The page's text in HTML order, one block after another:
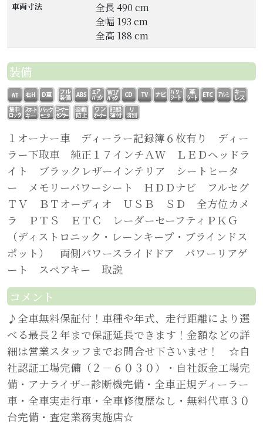
車両寸法
全長 490 cm
全幅 193 cm
全高 188 cm
装備
１オーナー車 ディーラー記録簿６枚有り ディー
ラー下取車 純正１７インチＡＷ ＬＥＤヘッドラ
イト ブラックレザーインテリア シートヒータ
ー メモリーパワーシート ＨＤＤナビ フルセグ
ＴＶ ＢＴオーディオ ＵＳＢ ＳＤ 全方位カメ
ラ ＰＴＳ ＥＴＣ レーダーセーフティＰＫＧ
（ディストロニック・レーンキープ・ブラインドス
ポット） 両側パワースライドドア パワーリアゲ
ート スペアキー 取説
コメント
♪全車無料保証付！車種や年式、走行距離により選
べる最長２年まで保証延長できます！金額などの詳
細は営業スタッフまでお問合せ下さいませ！ ☆自
社認証工場完備（２－６０３０）・自社鈑金工場完
備・アナライザー診断機完備・全車正規ディーラー
車・全車実走行車・全車修復歴なし・無料代車３０
台完備・査定業務実施店☆